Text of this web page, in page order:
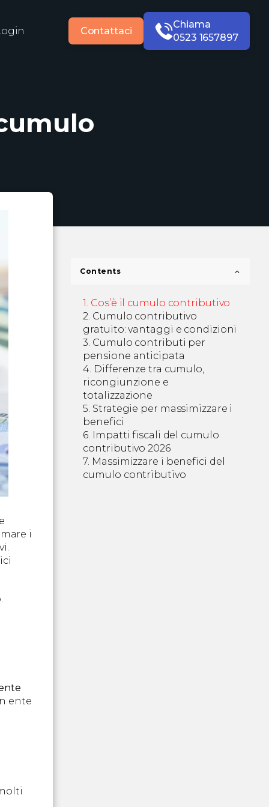
Contattaci
Chiama
0523 1657897
Contents
Cos’è il cumulo contributivo
Cumulo contributivo
gratuito: vantaggi e condizioni
Cumulo contributi per
pensione anticipata
Differenze tra cumulo,
ricongiunzione e
totalizzazione
Strategie per massimizzare i
benefici
Verifica della posizione
contributiva
Ottimizzazione del calcolo
cumulo pensione
Impatti fiscali del cumulo
contributivo 2026
Massimizzare i benefici del
cumulo contributivo
i
ente